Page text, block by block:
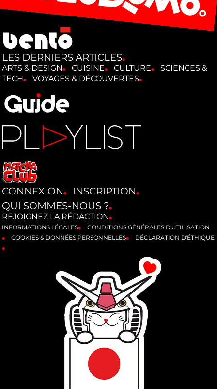
LES DERNIERS ARTICLES
ARTS & DESIGN CUISINE CULTURE
SCIENCES &
TECH
VOYAGES & DÉCOUVERTES
CONNEXION
INSCRIPTION
QUI SOMMES-NOUS ?
REJOIGNEZ LA RÉDACTION
INFORMATIONS LÉGALES
CONDITIONS GÉNÉRALES D'UTILISATION
COOKIES & DONNÉES PERSONNELLES
DÉCLARATION D'ÉTHIQUE